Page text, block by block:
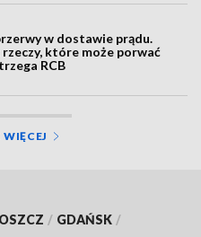
w dostawie prądu.
rzeczy, które może porwać
RCB
/ GDAŃSK /